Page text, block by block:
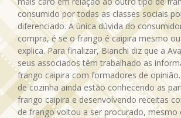
consumido por todas as classes sociais
diferenciado. A única dúvida do
compra, é se o frango é caipira mesmo
explica. Para finalizar, Bianchi diz que a
seus associados têm trabalhado as
frango caipira com formadores de
de cozinha ainda estão conhecendo as
frango caipira e desenvolvendo receitas
de frango voltou a ser procurado, mesmo